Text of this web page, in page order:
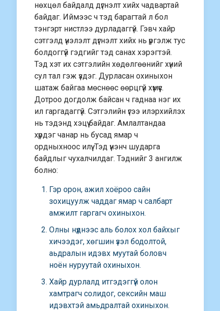
нөхцөл байдалд дүгнэлт хийх чадвартай
байдаг. Иймээс ч тэд барагтай л бол
тэнгэрт нистлээ дурладаггүй. Гэвч хайр
сэтгэлд үнэлэлт дүгнэлт хийх нь үргэлж тус
болдоггүй гэдгийг тэд санах хэрэгтэй.
Тэд хэт их сэтгэлийн хөдөлгөөнийг хүний
сул тал гэж үздэг. Дурласан охиныхон
шатаж байгаа мөснөөс өөрцгүй хүмүүс.
Дотроо догдолж байсан ч гаднаа нэг их
ил гаргадаггүй. Сэтгэлийн үгээ илэрхийлэх
нь тэдэнд хэцүү байдаг. Амлалтандаа
хүрдэг чанар нь бусад ямар ч
ордныхноос илүү. Тэд үнэнч шударга
байдлыг чухалчилдаг. Тэднийг 3 ангилж
болно:
Гэр орон, ажил хоёроо сайн
зохицуулж чаддаг ямар ч салбарт
амжилт гаргагч охиныхон.
Олны нүднээс аль болох хол байхыг
хичээдэг, хөгшин үзэл бодолтой,
аьдралын идэвх муутай боловч
ноён нуруутай охиныхон.
Хайр дурлалд итгэдэггүй олон
хамтрагч солидог, сексийн маш
идэвхтэй амьдралтай охиныхон.